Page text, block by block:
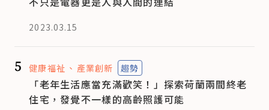
2023.03.15
5 健康福祉 產業創新 趨勢
「老年生活應當充滿歡笑！」探索荷蘭兩間終老
住宅，發覺不一樣的高齡照護可能